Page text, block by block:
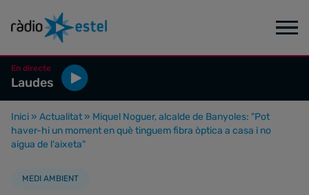
En directe
Laudes
Inici » Actualitat » Miquel Noguer, alcalde de Banyoles: "Pot
haver-hi un moment en què tinguem fibra òptica a casa i no
aigua de l'aixeta"
MEDI AMBIENT